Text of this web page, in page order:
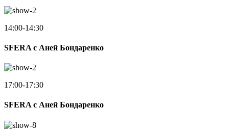
14:00-14:30
SFERA с Аней Бондаренко
17:00-17:30
SFERA с Аней Бондаренко